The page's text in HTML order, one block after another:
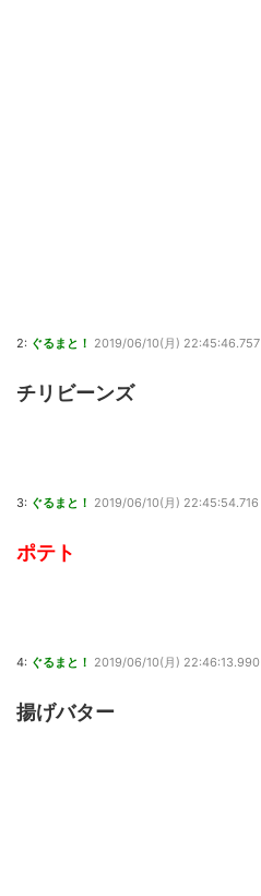
2: ぐるまと！ 2019/06/10(月) 22:45:46.757
チリビーンズ
3: ぐるまと！ 2019/06/10(月) 22:45:54.716
ポテト
4: ぐるまと！ 2019/06/10(月) 22:46:13.990
揚げバター